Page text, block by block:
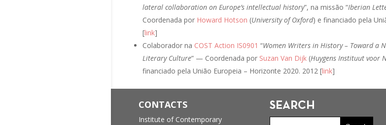
lateral collaboration on Europe’s intellectual history”, na missão “Iberian
Coordenada por Howard Hotson (University of Oxford) e financiado pela
[link]
Colaborador na COST Action IS0901 “Women Writers in History – Toward a
Literary Culture” — Coordenada por Suzan Van Dijk (Huygens Instituut voor
financiado pela União Europeia – Horizonte 2020. 2012 [link]
CONTACTS
Institute of Contemporary
SEARCH